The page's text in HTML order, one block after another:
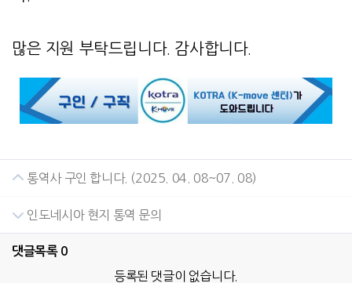
많은 지원 부탁드립니다. 감사합니다.
통역사 구인 합니다. (2025. 04. 08~07. 08)
인도네시아 현지 통역 문의
댓글목록 0
등록된 댓글이 없습니다.